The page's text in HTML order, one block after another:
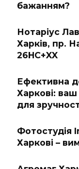
бажанням?
Нотаріус
Харків, пр.
26HC+XX
Ефективна
Харкові: ваш
для
Фотостудія
Харкові –